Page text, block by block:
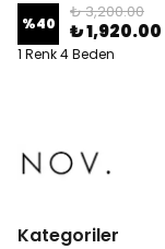
%40
₺ 3,200.00
₺ 1,920.00
1 Renk 4 Beden
Kategoriler